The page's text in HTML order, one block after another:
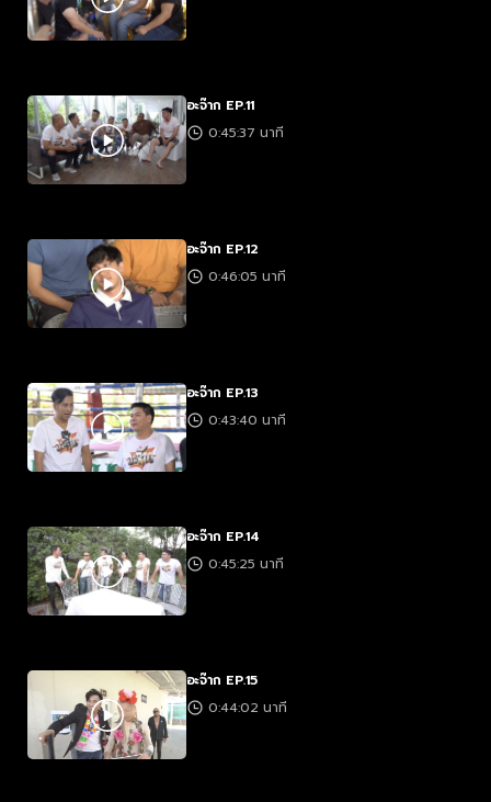
อะจ๊าก EP.11
0:45:37 นาที
อะจ๊าก EP.12
0:46:05 นาที
อะจ๊าก EP.13
0:43:40 นาที
อะจ๊าก EP.14
0:45:25 นาที
อะจ๊าก EP.15
0:44:02 นาที